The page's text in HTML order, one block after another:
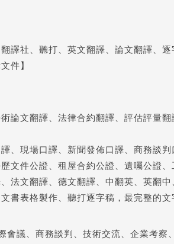
譯社、聽打、 英文翻譯 、論文翻譯、
件】
論文翻譯、法律合約翻譯、評估評量
、現場口譯、新聞發佈口譯、商務談
文件公證、租屋合約公證、遺囑公證
法文翻譯、德文翻譯、中翻英、英翻
書表格製作、聽打逐字稿，最完整的文
會議、商務談判、技術交流、企業考